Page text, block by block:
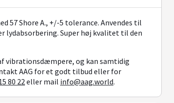
57 Shore A., +/-5 tolerance. Anvendes til
Super høj kvalitet til den
vibrationsdæmpere, og kan samtidig
AAG for et godt tilbud eller for
80 22eller mail info@aag.world.